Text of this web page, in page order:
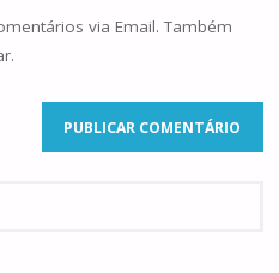
via Email. Também